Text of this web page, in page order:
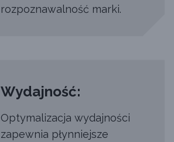
rozpoznawalność marki.
Wydajność:
Optymalizacja wydajności
zapewnia płynniejsze